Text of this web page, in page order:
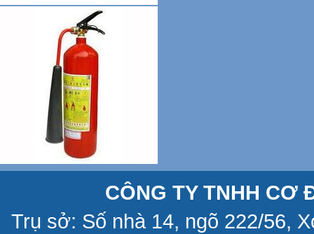
CÔNG TY TNHH CƠ
Trụ sở: Số nhà 14, ngõ 222/56,